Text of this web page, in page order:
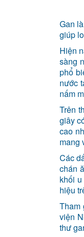
Gan
giúp
Hiện
sàng
phổ
nước
nấm
Trên
giây
cao
mang
Các
chán
khối
hiệu
Tham
viện
thư